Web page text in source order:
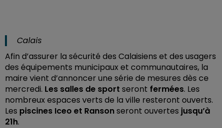
Calais
Afin d’assurer la sécurité des Calaisiens et des usagers
des équipements municipaux et communautaires, la
maire vient d’annoncer une série de mesures dès ce
mercredi. Les salles de sport seront fermées. Les
nombreux espaces verts de la ville resteront ouverts.
Les piscines Iceo et Ransonseront ouvertes jusqu’à
21h.